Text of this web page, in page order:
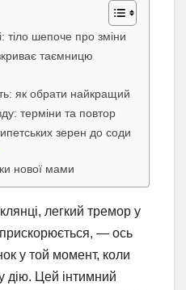
тіло шепоче про зміни
таємницю
як обрати найкращий
терміни та повтор
зерен до соди
нової мами
легкий тремор у
— ось
у той момент, коли
дію. Цей інтимний